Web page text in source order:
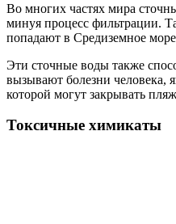
Во многих частях мира
минуя процесс фильтрации.
попадают в Средиземное
Эти сточные воды также
вызывают болезни человека,
которой могут закрывать
Токсичные химикаты